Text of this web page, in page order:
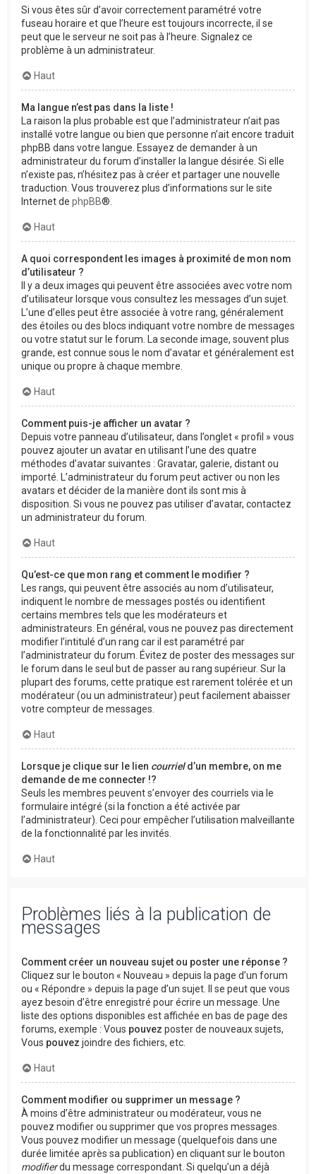
Si vous êtes sûr d’avoir correctement paramétré votre
fuseau horaire et que l’heure est toujours incorrecte, il se
peut que le serveur ne soit pas à l’heure. Signalez ce
problème à un administrateur.
Haut
Ma langue n’est pas dans la liste !
La raison la plus probable est que l’administrateur n’ait pas
installé votre langue ou bien que personne n’ait encore traduit
phpBB dans votre langue. Essayez de demander à un
administrateur du forum d’installer la langue désirée. Si elle
n’existe pas, n’hésitez pas à créer et partager une nouvelle
traduction. Vous trouverez plus d’informations sur le site
Internet de phpBB®.
Haut
A quoi correspondent les images à proximité de mon nom
d’utilisateur ?
Il y a deux images qui peuvent être associées avec votre nom
d’utilisateur lorsque vous consultez les messages d’un sujet.
L’une d’elles peut être associée à votre rang, généralement
des étoiles ou des blocs indiquant votre nombre de messages
ou votre statut sur le forum. La seconde image, souvent plus
grande, est connue sous le nom d’avatar et généralement est
unique ou propre à chaque membre.
Haut
Comment puis-je afficher un avatar ?
Depuis votre panneau d’utilisateur, dans l’onglet « profil » vous
pouvez ajouter un avatar en utilisant l’une des quatre
méthodes d’avatar suivantes : Gravatar, galerie, distant ou
importé. L’administrateur du forum peut activer ou non les
avatars et décider de la manière dont ils sont mis à
disposition. Si vous ne pouvez pas utiliser d’avatar, contactez
un administrateur du forum.
Haut
Qu’est-ce que mon rang et comment le modifier ?
Les rangs, qui peuvent être associés au nom d’utilisateur,
indiquent le nombre de messages postés ou identifient
certains membres tels que les modérateurs et
administrateurs. En général, vous ne pouvez pas directement
modifier l’intitulé d’un rang car il est paramétré par
l’administrateur du forum. Évitez de poster des messages sur
le forum dans le seul but de passer au rang supérieur. Sur la
plupart des forums, cette pratique est rarement tolérée et un
modérateur (ou un administrateur) peut facilement abaisser
votre compteur de messages.
Haut
Lorsque je clique sur le lien courrield’un membre, on me
demande de me connecter !?
Seuls les membres peuvent s’envoyer des courriels via le
formulaire intégré (si la fonction a été activée par
l’administrateur). Ceci pour empêcher l’utilisation malveillante
de la fonctionnalité par les invités.
Haut
Problèmes liés à la publication de
messages
Comment créer un nouveau sujet ou poster une réponse ?
Cliquez sur le bouton « Nouveau » depuis la page d’un forum
ou « Répondre » depuis la page d’un sujet. Il se peut que vous
ayez besoin d’être enregistré pour écrire un message. Une
liste des options disponibles est affichée en bas de page des
forums, exemple : Vous pouvez poster de nouveaux sujets,
Vous pouvez joindre des fichiers, etc.
Haut
Comment modifier ou supprimer un message ?
À moins d’être administrateur ou modérateur, vous ne
pouvez modifier ou supprimer que vos propres messages.
Vous pouvez modifier un message (quelquefois dans une
durée limitée après sa publication) en cliquant sur le bouton
modifierdu message correspondant. Si quelqu’un a déjà